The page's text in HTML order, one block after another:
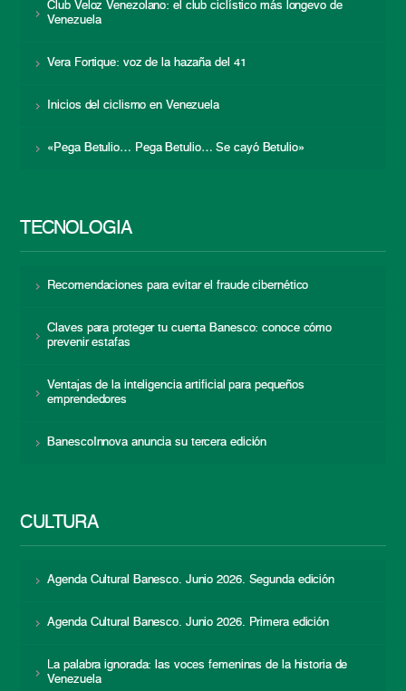
Club Veloz Venezolano: el club ciclístico más longevo de
Venezuela
Vera Fortique: voz de la hazaña del 41
Inicios del ciclismo en Venezuela
«Pega Betulio… Pega Betulio… Se cayó Betulio»
TECNOLOGÍA
Recomendaciones para evitar el fraude cibernético
Claves para proteger tu cuenta Banesco: conoce cómo
prevenir estafas
Ventajas de la inteligencia artificial para pequeños
emprendedores
BanescoInnova anuncia su tercera edición
CULTURA
Agenda Cultural Banesco. Junio 2026. Segunda edición
Agenda Cultural Banesco. Junio 2026. Primera edición
La palabra ignorada: las voces femeninas de la historia de
Venezuela